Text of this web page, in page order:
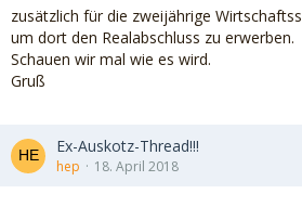
zusätzlich für die zweijährige
um dort den Realabschluss zu erwerben.
Schauen wir mal wie es wird.
Gruß
Ex-Auskotz-Thread!!!
hep 18. April 2018